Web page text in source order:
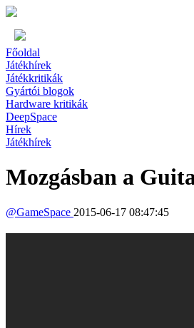
Főoldal
Játékhírek
Játékkritikák
Gyártói blogok
Hardware kritikák
DeepSpace
Hírek
Játékhírek
Mozgásban a
@GameSpace 2015-06-17 08:47:45